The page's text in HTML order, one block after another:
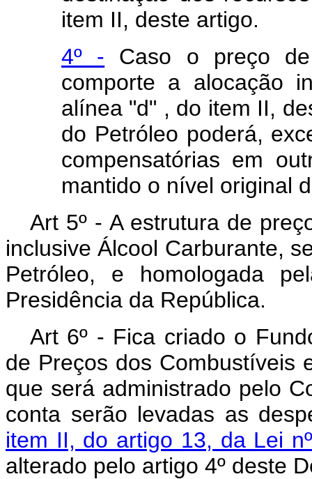
item II, deste artigo.
4º - Caso o preço
comporte a alocação
alínea "d" , do item II,
do Petróleo poderá,
compensatórias em
mantido o nível original
Art 5º - A estrutura de
inclusive Álcool Carburante,
Petróleo, e homologada
Presidência da República.
Art 6º - Fica criado o
de Preços dos Combustíveis
que será administrado pelo
conta serão levadas as
item II, do artigo 13, da Lei
alterado pelo artigo 4º deste